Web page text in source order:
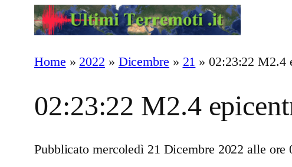
Home » 2022 » Dicembre » 21 »02:23:22 M2.4
02:23:22 M2.4
Pubblicato mercoledì 21 Dicembre 2022 alle ore